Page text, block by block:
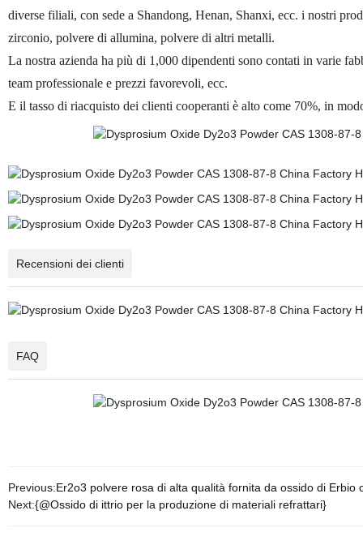
diverse filiali, con sede a Shandong, Henan, Shanxi, ecc. i nostri
zirconio, polvere di allumina, polvere di altri metalli.
La nostra azienda ha più di 1,000 dipendenti sono contati in varie
team professionale e prezzi favorevoli, ecc.
E il tasso di riacquisto dei clienti cooperanti è alto come 70%, in
Recensioni dei clienti
FAQ
Previous:Er2o3 polvere rosa di alta qualità fornita da ossido di Erbio
Next:{@Ossido di ittrio per la produzione di materiali refrattari}